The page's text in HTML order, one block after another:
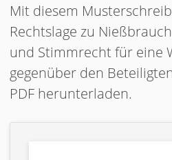
Mit diesem
Rechtslage zu
und Stimmrecht für eine
gegenüber den
PDF herunterladen.